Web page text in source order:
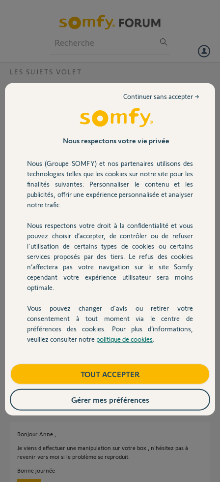
Volet
Sécurité
Domotique
Chauffage
Autres produits
Devis avec un pro
Contact
LES SUJETS VOLET
Ma Tahoma est programmée depuis plusieurs mois et fonctionne très
semaine... j'ai bien vérifié et je n'ai rien modifié être temps dans les
Être réveillée par les volets qui s'ouvrent à 7h00 du matin le week-
end, c'est dur...
Pouvez-vous m'aider ?
Anne G.
il y a plus d'un an
Participer au fil de discussion
Réponses
Jean-Luc B. il y a plus d'un an
Bonjour Anne ,
Je viens d'effectuer une manipulation sur votre box , n'hésitez pas à
revenir vers moi si le problème se reproduit.
Bonne journée
Nous respectons votre vie privée
Nous (Groupe SOMFY) et nos partenaires utilisons des
technologies telles que les cookies sur notre site pour les
finalités suivantes: Personnaliser le contenu et les
publicités, offrir une expérience personnalisée et analyser
notre trafic.
Nous respectons votre droit à la confidentialité et vous
pouvez choisir d’accepter, de contrôler ou de refuser
l'utilisation de certains types de cookies ou certains
services proposés par des tiers. Le refus des cookies
n’affectera pas votre navigation sur le site Somfy
cependant votre expérience utilisateur sera moins
optimale.
Vous pouvez changer d'avis ou retirer votre
consentement à tout moment via le centre de
préférences des cookies. Pour plus d’informations,
veuillez consulter notre politique de cookies
Continuer sans accepter →
TOUT ACCEPTER
Gérer mes préférences